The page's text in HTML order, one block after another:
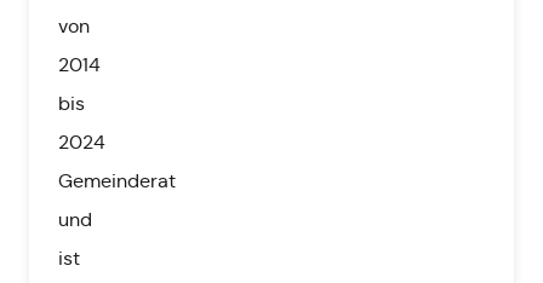
von
2014
bis
2024
Gemeinderat
und
ist